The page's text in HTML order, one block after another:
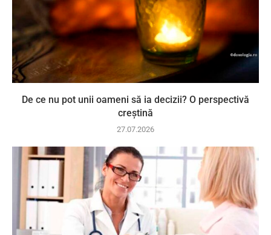
De ce nu pot unii oameni să ia decizii? O perspectivă
creștină
27.07.2026